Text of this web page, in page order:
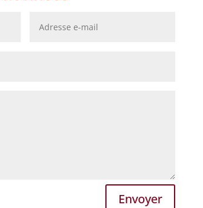
Envoyer